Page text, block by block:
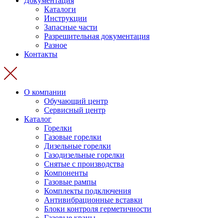
Каталоги
Инструкции
Запасные части
Разрешительная документация
Разное
Контакты
О компании
Обучающий центр
Сервисный центр
Каталог
Горелки
Газовые горелки
Дизельные горелки
Газодизельные горелки
Снятые с производства
Компоненты
Газовые рампы
Комплекты подключения
Антивибрационные вставки
Блоки контроля герметичности